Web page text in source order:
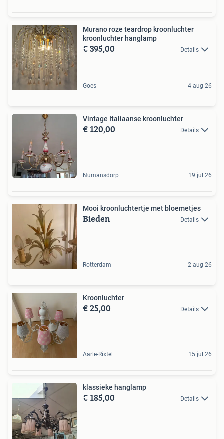
Murano roze teardrop kroonluchter
kroonluchter hanglamp
€ 395,00 Details
Goes 4 aug 26
Vintage Italiaanse kroonluchter
€ 120,00 Details
Numansdorp 19 jul 26
Mooi kroonluchtertje met bloemetjes
Bieden Details
Rotterdam 2 aug 26
Kroonluchter
€ 25,00 Details
Aarle-Rixtel 15 jul 26
klassieke hanglamp
€ 185,00 Details